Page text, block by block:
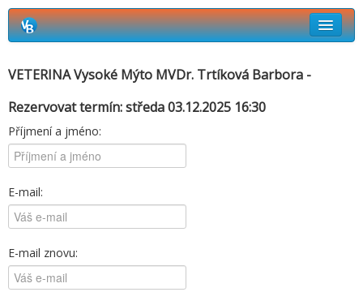
VETERINA Vysoké Mýto MVDr. Trtíková Barbora -
Rezervovat termín: středa 03.12.2025 16:30
Příjmení a jméno:
E-mail:
E-mail znovu: